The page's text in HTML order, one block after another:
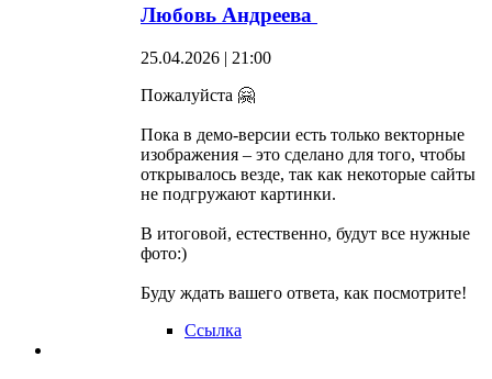
Любовь Андреева
25.04.2026 | 21:00
Пожалуйста 🤗
Пока в демо-версии есть только векторные
изображения – это сделано для того, чтобы
открывалось везде, так как некоторые сайты
не подгружают картинки.
В итоговой, естественно, будут все нужные
фото:)
Буду ждать вашего ответа, как посмотрите!
Ссылка